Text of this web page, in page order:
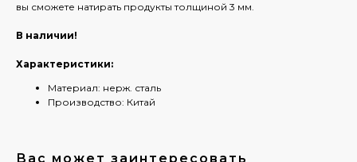
вы сможете натирать продукты толщиной 3 мм.
В наличии!
Характеристики:
Материал: нерж. сталь
Производство: Китай
Вас может заинтересовать